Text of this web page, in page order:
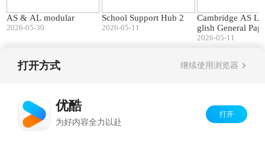
AS & AL modular
2026-05-30
School Support Hub 2
2026-05-11
Cambridge AS
glish General
t's changed
2026-05-11
打开方式 继续使用浏览器
优酷
为好内容全力以赴
打开